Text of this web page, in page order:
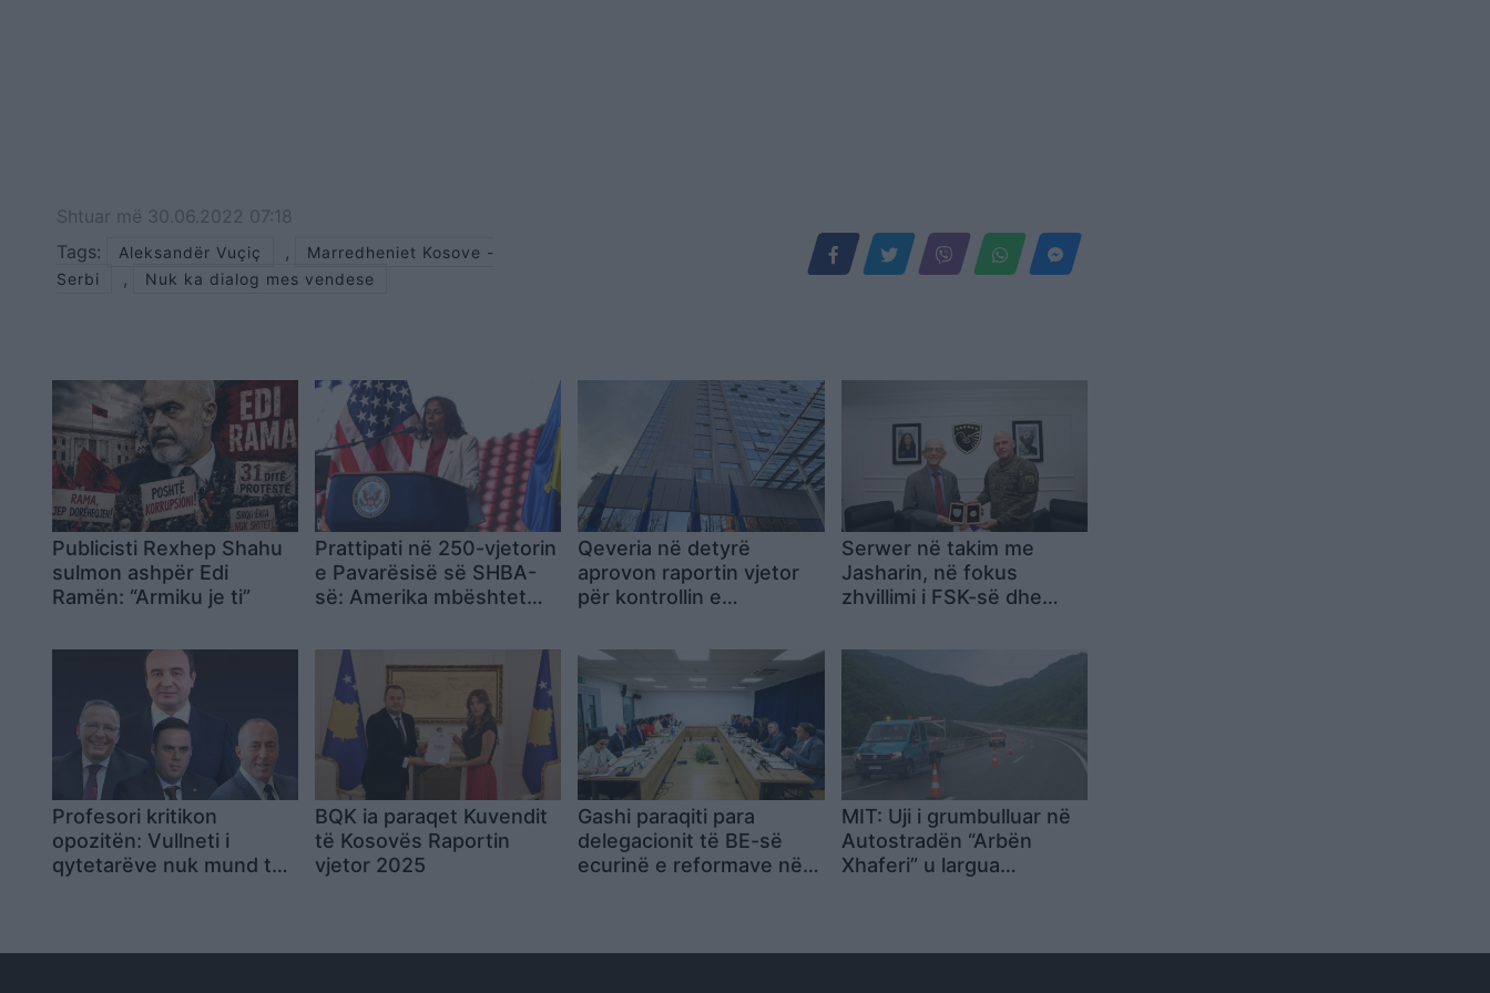
Shtuar më 30.06.2022 07:18
Tags:
Aleksandër Vuçiç ,
Marredheniet Kosove -
Serbi
, Nuk ka dialog mes vendese
Publicisti Rexhep Shahu
sulmon ashpër Edi
Ramën: “Armiku je ti”
Prattipati në 250-vjetorin
e Pavarësisë së SHBA-
së: Amerika mbështet
Qeveria në detyrë
aprovon raportin vjetor
për kontrollin e
hapjen e “Fondit të
Serwer në takim me
Jasharin, në fokus
zhvillimi i FSK-së dhe
Profesori kritikon
opozitën: Vullneti i
qytetarëve nuk mund të
BQK ia paraqet Kuvendit
të Kosovës Raportin
vjetor 2025
Gashi paraqiti para
delegacionit të BE-së
ecurinë e reformave në
MIT: Uji i grumbulluar në
Autostradën “Arbën
Xhaferi” u largua